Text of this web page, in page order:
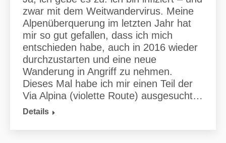
zwar mit dem Weitwandervirus. Meine
Alpenüberquerung im letzten Jahr hat
mir so gut gefallen, dass ich mich
entschieden habe, auch in 2016 wieder
durchzustarten und eine neue
Wanderung in Angriff zu nehmen.
Dieses Mal habe ich mir einen Teil der
Via Alpina (violette Route) ausgesucht…
Details